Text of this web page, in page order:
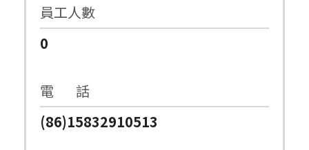
員工人數
0
電 話
(86)15832910513